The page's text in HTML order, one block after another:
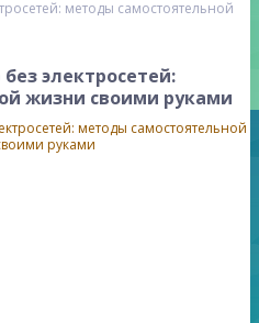
методы самостоятельной
электросетей:
жизни своими руками